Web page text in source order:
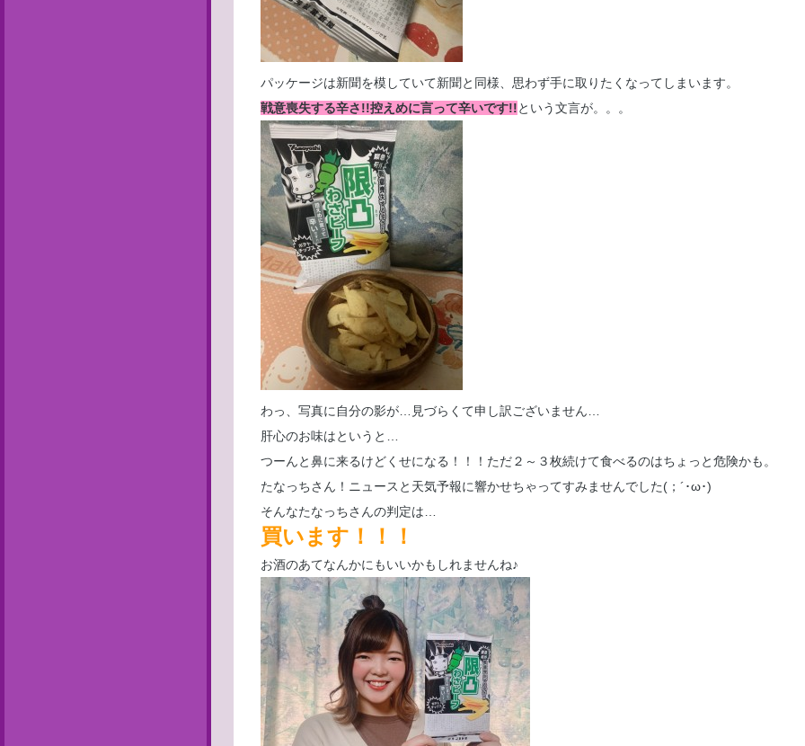
パッケージは新聞を模していて新聞と同様、思わず手に取りたくなってしまいます。
戦意喪失する辛さ!!控えめに言って辛いです!!という文言が。。。
わっ、写真に自分の影が…見づらくて申し訳ございません…
肝心のお味はというと…
つーんと鼻に来るけどくせになる！！！ただ２～３枚続けて食べるのはちょっと危険かも。
たなっちさん！ニュースと天気予報に響かせちゃってすみませんでした(；´･ω･)
そんなたなっちさんの判定は…
買います！！！
お酒のあてなんかにもいいかもしれませんね♪